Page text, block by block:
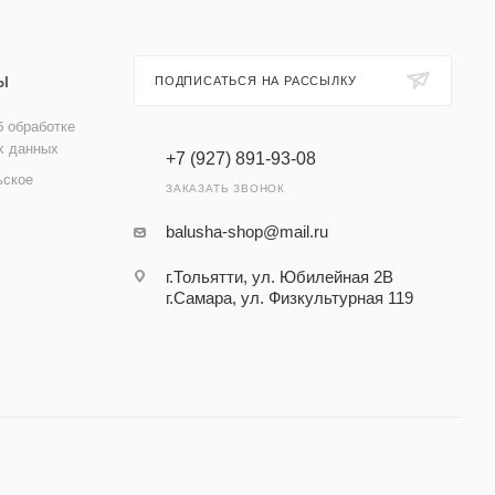
обработке
данных
ПОДПИСАТЬСЯ НА РАССЫЛКУ
+7 (927) 891-93-08
ЗАКАЗАТЬ ЗВОНОК
balusha-shop@mail.ru
г.Тольятти, ул. Юбилейная 2В
г.Самара, ул. Физкультурная 119